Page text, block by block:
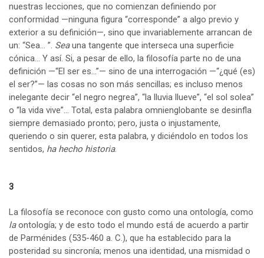
nuestras lecciones, que no comienzan definiendo por
conformidad —ninguna figura “corresponde” a algo previo y
exterior a su definición—, sino que invariablemente arrancan de
un: “Sea… ”. Seauna tangente que interseca una superficie
cónica… Y así. Si, a pesar de ello, la filosofía parte no de una
definición —“El ser es…”— sino de una interrogación —“¿qué (es)
el ser?”— las cosas no son más sencillas; es incluso menos
inelegante decir “el negro negrea”, “la lluvia llueve”, “el sol solea”
o “la vida vive”… Total, esta palabra omnienglobante se desinfla
siempre demasiado pronto; pero, justa o injustamente,
queriendo o sin querer, esta palabra, y diciéndolo en todos los
sentidos, ha hecho historia.
3
La filosofía se reconoce con gusto como una ontología, como
laontología; y de esto todo el mundo está de acuerdo a partir
de Parménides (535-460 a. C.), que ha establecido para la
posteridad su sincronía; menos una identidad, una mismidad o